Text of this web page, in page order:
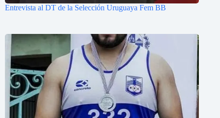
Entrevista al DT de la Selección Uruguaya Fem BB